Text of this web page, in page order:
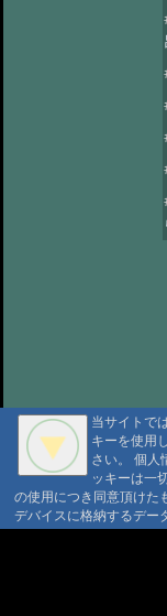
当サイトで
キーを使用
さい。 個人
ッキーは一
の使用につき同意頂けた
デバイスに格納するデー